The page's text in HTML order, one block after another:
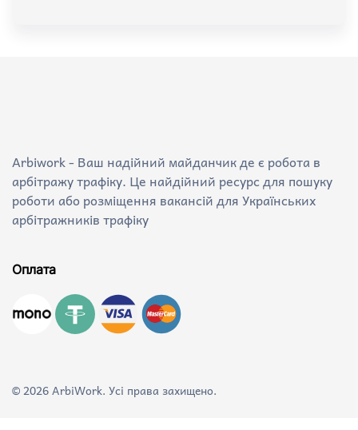
Arbiwork - Ваш надійний майданчик де є робота в
арбітражу трафіку. Це найдійний ресурс для пошуку
роботи або розміщення вакансій для Українських
арбітражників трафіку
Оплата
©2026ArbiWork. Усі права захищено.